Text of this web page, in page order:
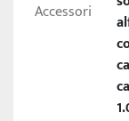
Accessori